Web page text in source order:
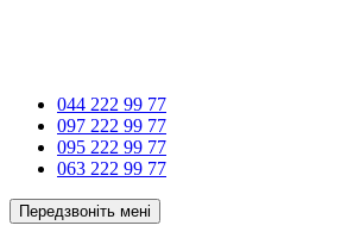
044 222 99 77
097 222 99 77
095 222 99 77
063 222 99 77
Передзвоніть мені